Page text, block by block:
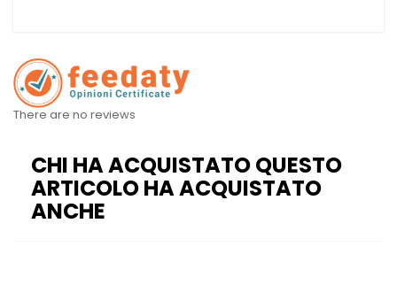
There are no reviews
CHI HA ACQUISTATO QUESTO
ARTICOLO HA ACQUISTATO
ANCHE